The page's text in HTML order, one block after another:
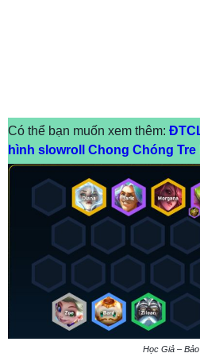
Có thể bạn muốn xem thêm:
hình slowroll Chong Chóng Tre
Học Giả –